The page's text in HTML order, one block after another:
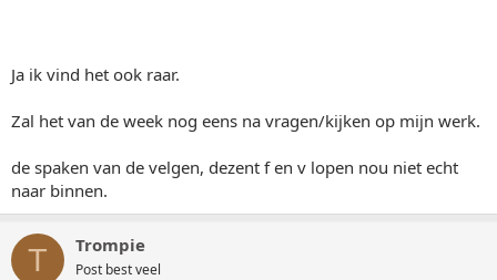
Ja ik vind het ook raar.
Zal het van de week nog eens na vragen/kijken op mijn werk.
de spaken van de velgen, dezent f en v lopen nou niet echt
naar binnen.
T Trompie
Post best veel